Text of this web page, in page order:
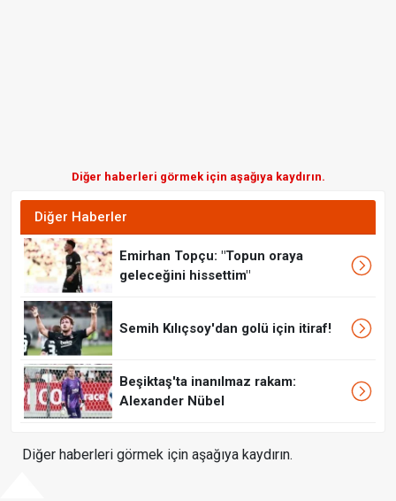
Diğer haberleri görmek için aşağıya kaydırın.
Diğer Haberler
Emirhan Topçu: "Topun oraya
geleceğini hissettim"
Semih Kılıçsoy'dan golü için itiraf!
Beşiktaş'ta inanılmaz rakam:
Alexander Nübel
Diğer haberleri görmek için aşağıya kaydırın.